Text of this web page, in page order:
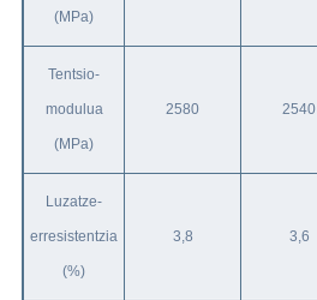
(MPa)
Tentsio-
modulua
(MPa)
2580 2540
Luzatze-
erresistentzia
(%)
3,8 3,6